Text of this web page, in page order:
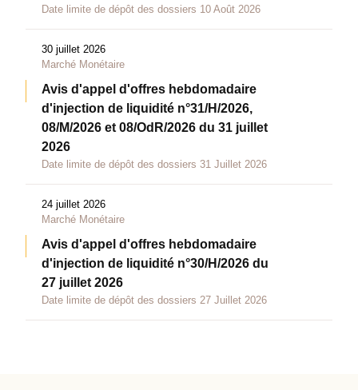
Date limite de dépôt des dossiers 10 Août 2026
30 juillet 2026
Marché Monétaire
Avis d'appel d'offres hebdomadaire
d'injection de liquidité n°31/H/2026,
08/M/2026 et 08/OdR/2026 du 31 juillet
2026
Date limite de dépôt des dossiers 31 Juillet 2026
24 juillet 2026
Marché Monétaire
Avis d'appel d'offres hebdomadaire
d'injection de liquidité n°30/H/2026 du
27 juillet 2026
Date limite de dépôt des dossiers 27 Juillet 2026